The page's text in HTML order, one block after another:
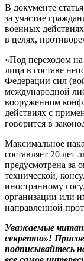
В документе
за участие
военных
в целях,
«Под переходом
лица в составе
Федерации сил
международной
вооруженном
действиях с
говорится в
Максимальное
составляет 20 лет
предусмотрена за
технической,
иностранному
организации или
направленной
Уважаемые
секретно»!
подписывайтесь